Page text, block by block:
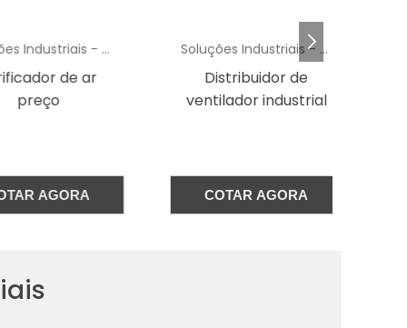
Soluções Industriais - AC
de ar
preço
AGORA
Soluções Industriais - AC
Distribuidor de
ventilador industrial
COTAR AGORA